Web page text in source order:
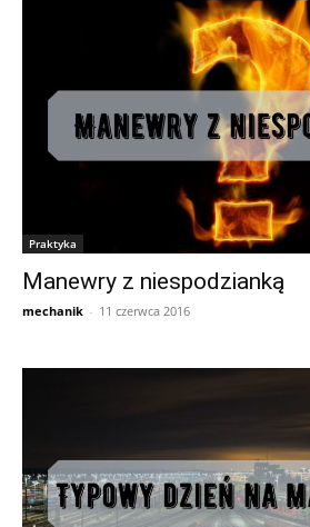
Praktyka
Manewry z niespodzianką
mechanik - 11 czerwca 2016